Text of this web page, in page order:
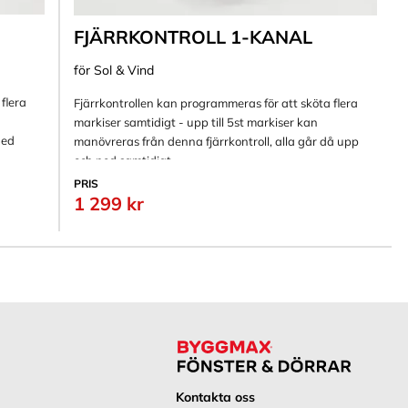
FJÄRRKONTROLL 1-KANAL
för Sol & Vind
Fjärrkontrollen kan programmeras för att sköta flera
markiser samtidigt - upp till 5st markiser kan
manövreras från denna fjärrkontroll, alla går då upp
och ned samtidigt.
PRIS
1 299 kr
Kontakta oss